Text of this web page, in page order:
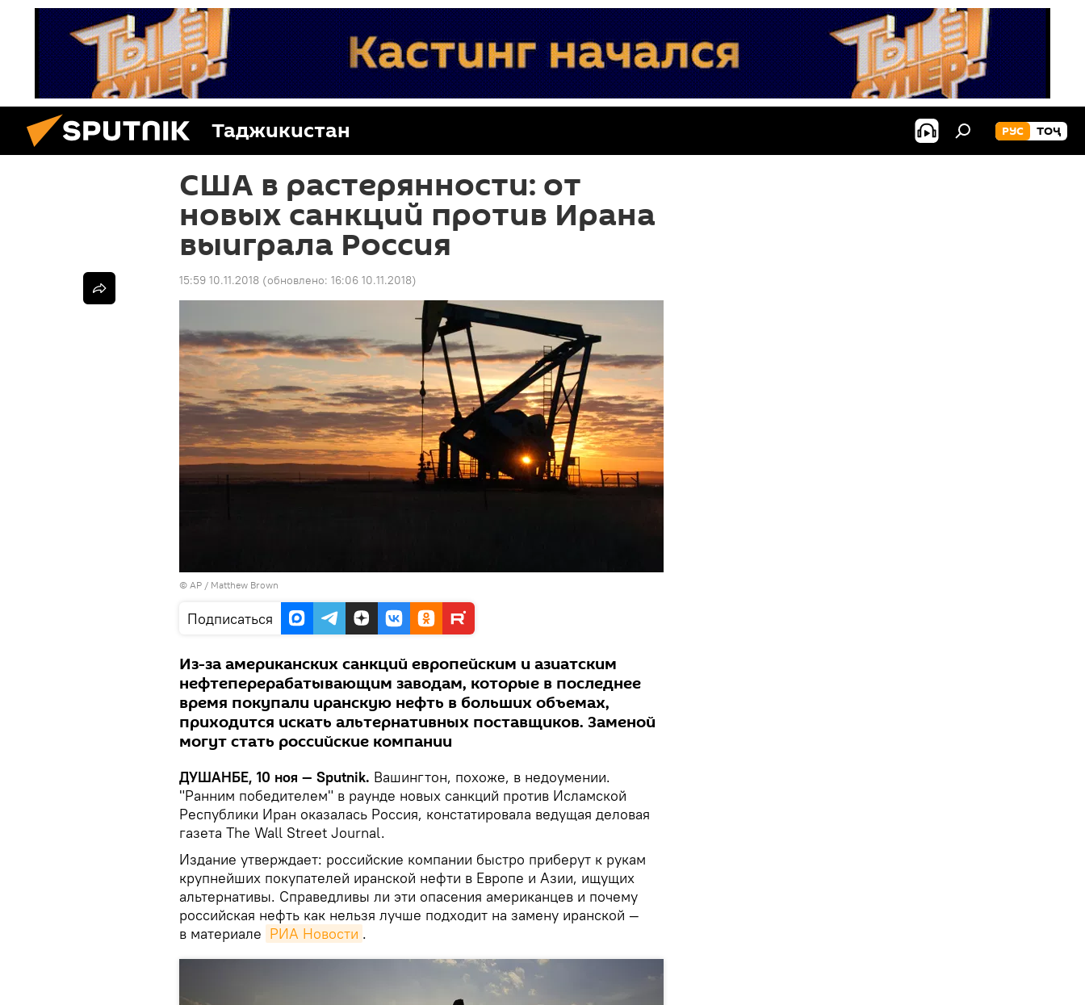
Таджикистан РУС ТОҶ
США в растерянности: от
новых санкций против Ирана
выиграла Россия
15:59 10.11.2018 (обновлено: 16:06 10.11.2018)
© AP / Matthew Brown
Подписаться
Из-за американских санкций европейским и азиатским
нефтеперерабатывающим заводам, которые в последнее
время покупали иранскую нефть в больших объемах,
приходится искать альтернативных поставщиков. Заменой
могут стать российские компании
ДУШАНБЕ, 10 ноя — Sputnik. Вашингтон, похоже, в недоумении.
"Ранним победителем" в раунде новых санкций против Исламской
Республики Иран оказалась Россия, констатировала ведущая деловая
газета The Wall Street Journal.
Издание утверждает: российские компании быстро приберут к рукам
крупнейших покупателей иранской нефти в Европе и Азии, ищущих
альтернативы. Справедливы ли эти опасения американцев и почему
российская нефть как нельзя лучше подходит на замену иранской —
в материале РИА Новости .